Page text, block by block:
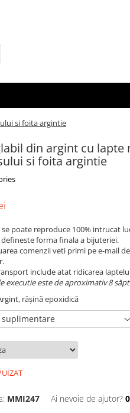
si foita argintie
din argint cu
si foita argintie
poate reproduce 100% intrucat
defineste forma finala a bijuteriei.
comenzii veti primi pe e-mail
include atat ridicarea
executie este de aproximativ 8
rășină epoxidică
MMI247 Ai nevoie de ajutor?